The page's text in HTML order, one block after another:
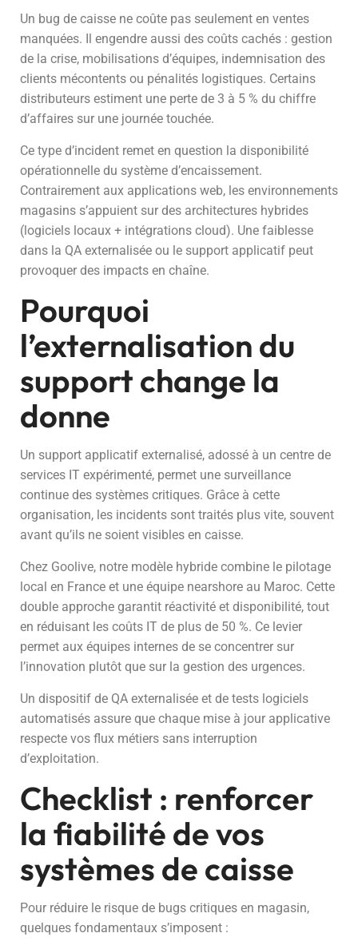
Un bug de caisse ne coûte pas seulement en ventes
manquées. Il engendre aussi des coûts cachés : gestion
de la crise, mobilisations d’équipes, indemnisation des
clients mécontents ou pénalités logistiques. Certains
distributeurs estiment une perte de 3 à 5 % du chiffre
d’affaires sur une journée touchée.
Ce type d’incident remet en question la disponibilité
opérationnelle du système d’encaissement.
Contrairement aux applications web, les environnements
magasins s’appuient sur des architectures hybrides
(logiciels locaux + intégrations cloud). Une faiblesse
dans la QA externalisée ou le support applicatif peut
provoquer des impacts en chaîne.
Pourquoi
l’externalisation du
support change la
donne
Un support applicatif externalisé, adossé à un centre de
services IT expérimenté, permet une surveillance
continue des systèmes critiques. Grâce à cette
organisation, les incidents sont traités plus vite, souvent
avant qu’ils ne soient visibles en caisse.
Chez Goolive, notre modèle hybride combine le pilotage
local en France et une équipe nearshore au Maroc. Cette
double approche garantit réactivité et disponibilité, tout
en réduisant les coûts IT de plus de 50 %. Ce levier
permet aux équipes internes de se concentrer sur
l’innovation plutôt que sur la gestion des urgences.
Un dispositif de QA externalisée et de tests logiciels
automatisés assure que chaque mise à jour applicative
respecte vos flux métiers sans interruption
d’exploitation.
Checklist : renforcer
la fiabilité de vos
systèmes de caisse
Pour réduire le risque de bugs critiques en magasin,
quelques fondamentaux s’imposent :